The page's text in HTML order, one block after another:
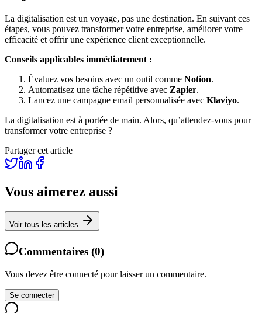
La digitalisation est un voyage, pas une destination. En suivant ces
étapes, vous pouvez transformer votre entreprise, améliorer votre
efficacité et offrir une expérience client exceptionnelle.
Conseils applicables immédiatement :
Évaluez vos besoins avec un outil comme Notion.
Automatisez une tâche répétitive avec Zapier.
Lancez une campagne email personnalisée avec Klaviyo.
La digitalisation est à portée de main. Alors, qu’attendez-vous pour
transformer votre entreprise ?
Partager cet article
Vous aimerez aussi
Voir tous les articles
Commentaires (0)
Vous devez être connecté pour laisser un commentaire.
Se connecter